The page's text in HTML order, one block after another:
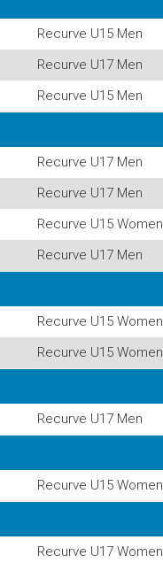
Recurve U15 Men
Recurve U17 Men
Recurve U15 Men
Recurve U17 Men
Recurve U17 Men
Recurve U15 Women
Recurve U17 Men
Recurve U15 Women
Recurve U15 Women
Recurve U17 Men
Recurve U15 Women
Recurve U17 Women